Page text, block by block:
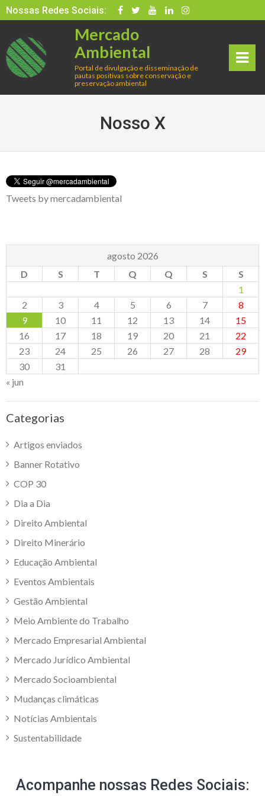
Skip
to
content
Nossas Redes Sociais:
Mercado
Ambiental
Portal de divulgação e disseminação de
pautas positivas sobre conservação e
preservação ambiental
Nosso X
Tweets by mercadambiental
agosto 2026
D
S T Q Q S
S
1
2
3 4 5 6 7
8
9
10 11 12 13 14
15
16
17 18 19 20 21
22
23
24 25 26 27 28
29
30
31
« jun
Categorias
Artigos enviados
Banner Rotativo
COP 30
Dia a Dia
Direito Ambiental
Direito Minerário
Educação Ambiental
Eventos Ambientais
Gestão Ambiental
Meio Ambiente do Trabalho
Mercado Empresarial Ambiental
Mercado Jurídico Ambiental
Mercado Socioambiental
Mudanças climáticas
Notícias Ambientais
Sustentabilidade
Acompanhe nossas Redes Sociais: